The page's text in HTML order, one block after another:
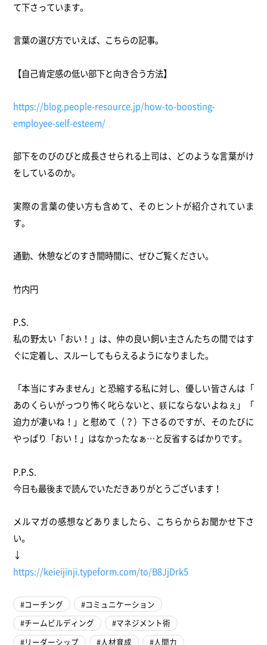
て下さっています。
言葉の選び方でいえば、こちらの記事。
【自己肯定感の低い部下と向き合う方法】
https://blog.people-resource.jp/how-to-boosting-
employee-self-esteem/
部下をのびのびと成長させられる上司は、 どのような言葉がけ
をしているのか。
実際の言葉の使い方も含めて、そのヒントが紹介されていま
す。
通勤、休憩などのすき間時間に、ぜひご覧ください。
竹内円
P.S.
私の野太い「おい！」は、仲の良い飼い主さんたちの間ではす
ぐに定着し、 スルーしてもらえるようになりました。
「本当にすみません」と恐縮する私に対し、優しい皆さんは「
あのくらいがっつり怖く叱らないと、躾にならないよねぇ」「
迫力が凄いね！」と慰めて（？）下さるのですが、 そのたびに
やっぱり「おい！」はなかったなぁ…と反省するばかりです。
P.P.S.
今日も最後まで読んでいただきありがとうございます！
メルマガの感想などありましたら、こちらからお聞かせ下さ
い。
↓
https://keieijinji.typeform.com/to/B8JjDrk5
コーチング
コミュニケーション
チームビルディング
マネジメント術
リーダーシップ
人材育成 人間力